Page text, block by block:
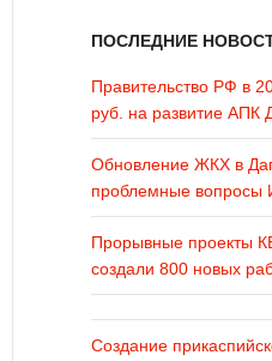
ПОСЛЕДНИЕ
Правительство РФ в
руб. на развитие АПК
Обновление ЖКХ в
проблемные
Прорывные проекты
создали 800 новых
Создание